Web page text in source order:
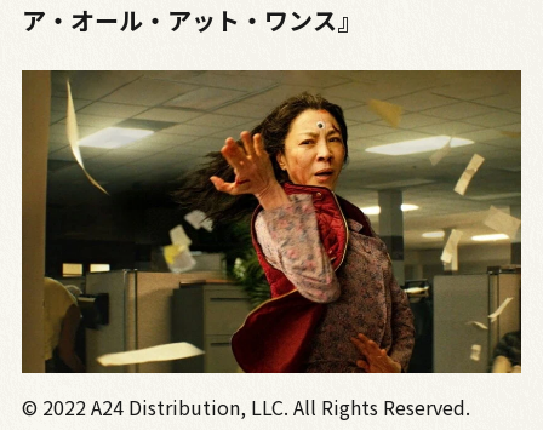
ア・オール・アット・ワンス』
© 2022 A24 Distribution, LLC. All Rights Reserved.